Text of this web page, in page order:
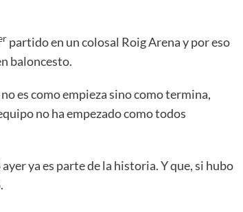
partido en un colosal Roig Arena y por eso
baloncesto.
es como empieza sino como termina,
no ha empezado como todos
ya es parte de la historia. Y que, si hubo